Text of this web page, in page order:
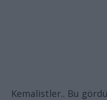
Kemalistler.. Bu